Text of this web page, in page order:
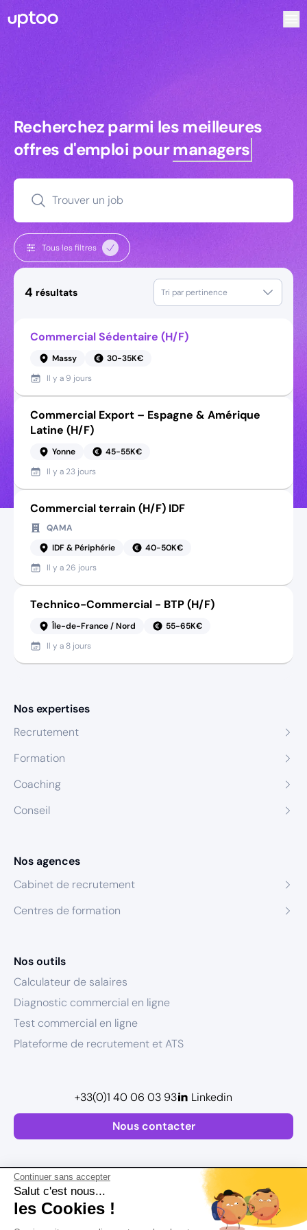
Continuer sans accepter
Salut c'est nous...
les Cookies !
Recherchez parmi les meilleures
Recherchez parmi les meilleures
offres d'emploi pourmanagers
Trouver un job
Tous les filtres
4 résultats Tri par pertinence
Commercial Sédentaire (H/F)
Massy
30-35K€
Il y a 9 jours
Commercial Export – Espagne & Amérique
Latine (H/F)
Yonne
45-55K€
Il y a 23 jours
Commercial terrain (H/F) IDF
QAMA
IDF & Périphérie
40-50K€
Il y a 26 jours
Technico-Commercial - BTP (H/F)
Île-de-France / Nord
55-65K€
Il y a 8 jours
Nos expertises
Recrutement
Formation
Coaching
Conseil
Nos agences
Cabinet de recrutement
Centres de formation
Nos outils
Calculateur de salaires
Diagnostic commercial en ligne
Test commercial en ligne
Plateforme de recrutement et ATS
Nous contacter
+33(0)1 40 06 03 93 Linkedin